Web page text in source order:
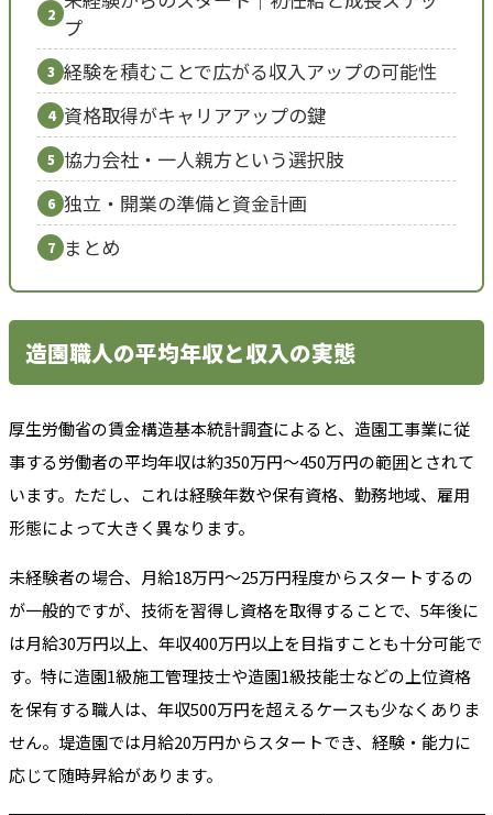
2
プ
3 経験を積むことで広がる収入アップの可能性
4 資格取得がキャリアアップの鍵
5 協力会社・一人親方という選択肢
6 独立・開業の準備と資金計画
7 まとめ
造園職人の平均年収と収入の実態
厚生労働省の賃金構造基本統計調査によると、造園工事業に従
事する労働者の平均年収は約350万円〜450万円の範囲とされて
います。ただし、これは経験年数や保有資格、勤務地域、雇用
形態によって大きく異なります。
未経験者の場合、月給18万円〜25万円程度からスタートするの
が一般的ですが、技術を習得し資格を取得することで、5年後に
は月給30万円以上、年収400万円以上を目指すことも十分可能で
す。特に造園1級施工管理技士や造園1級技能士などの上位資格
を保有する職人は、年収500万円を超えるケースも少なくありま
せん。堤造園では月給20万円からスタートでき、経験・能力に
応じて随時昇給があります。